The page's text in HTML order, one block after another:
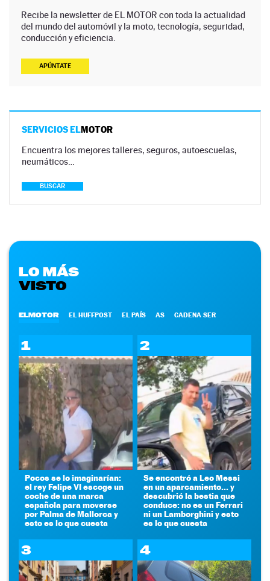
Recibe la newsletter de EL MOTOR con toda la actualidad
del mundo del automóvil y la moto, tecnología, seguridad,
conducción y eficiencia.
APÚNTATE
SERVICIOS ELMOTOR
Encuentra los mejores talleres, seguros, autoescuelas,
neumáticos…
BUSCAR
LO MÁS
VISTO
ELMOTOR EL HUFFPOST EL PAÍS AS CADENA SER
1
Pocos se lo imaginarían:
el rey Felipe VI escoge un
coche de una marca
española para moverse
por Palma de Mallorca y
esto es lo que cuesta
2
Se encontró a Leo Messi
en un aparcamiento... y
descubrió la bestia que
conduce: no es un Ferrari
ni un Lamborghini y esto
es lo que cuesta
3 4